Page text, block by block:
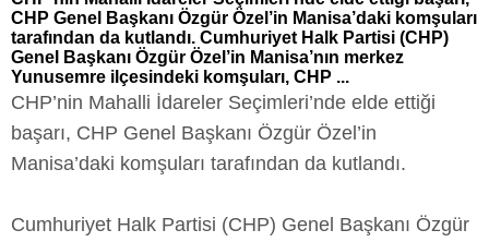
CHP Genel Başkanı Özgür Özel’in Manisa’daki komşuları
tarafından da kutlandı. Cumhuriyet Halk Partisi (CHP)
Genel Başkanı Özgür Özel’in Manisa’nın merkez
Yunusemre ilçesindeki komşuları, CHP ...
CHP’nin Mahalli İdareler Seçimleri’nde elde ettiği
başarı, CHP Genel Başkanı Özgür Özel’in
Manisa’daki komşuları tarafından da kutlandı.
Cumhuriyet Halk Partisi (CHP) Genel Başkanı Özgür